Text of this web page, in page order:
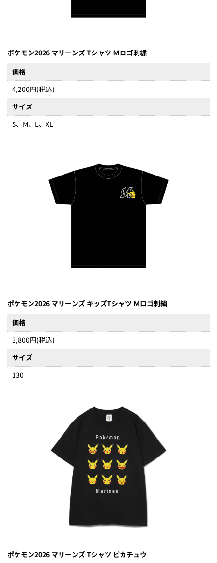
ポケモン2026 マリーンズ Tシャツ Ｍロゴ刺繍
価格
4,200円(税込)
サイズ
S、M、L、XL
ポケモン2026 マリーンズ キッズTシャツ Ｍロゴ刺繍
価格
3,800円(税込)
サイズ
130
ポケモン2026 マリーンズ Tシャツ ピカチュウ